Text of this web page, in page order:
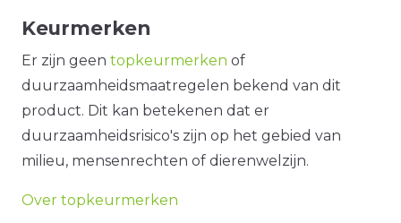
Keurmerken
Er zijn geen topkeurmerken of
duurzaamheidsmaatregelen bekend van dit
product. Dit kan betekenen dat er
duurzaamheidsrisico's zijn op het gebied van
milieu, mensenrechten of dierenwelzijn.
Over topkeurmerken